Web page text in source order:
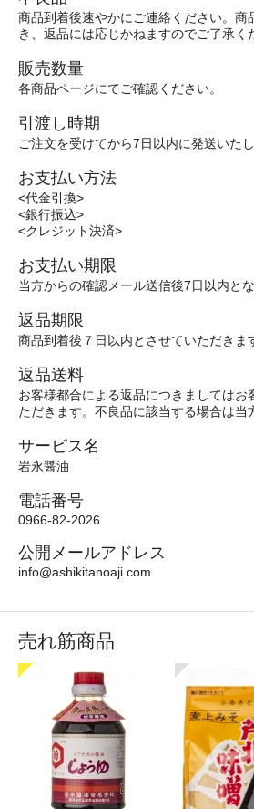
商品到着後速やかにご連絡ください。商
き、返品には応じかねますのでご了承く
販売数量
各商品ページにてご確認ください。
引渡し時期
ご注文を受けてから7日以内に発送いた
お支払い方法
<代金引換>
<銀行振込>
<クレジット決済>
お支払い期限
当方からの確認メール送信後7日以内と
返品期限
商品到着後７日以内とさせていただきま
返品送料
お客様都合による返品につきましてはお
ただきます。不良品に該当する場合は当
サービス名
岩永醤油
電話番号
0966-82-2026
公開メールアドレス
info@ashikitanoaji.com
売れ筋商品